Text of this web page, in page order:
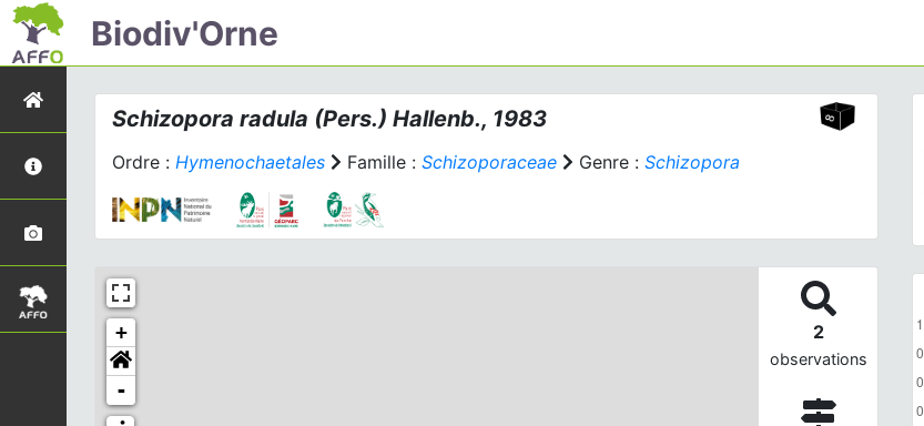
Biodiv'Orne
Schizopora radula (Pers.) Hallenb., 1983
Ordre : Hymenochaetales Famille : Schizoporaceae Genre : Schizopora
+
-
2
observations